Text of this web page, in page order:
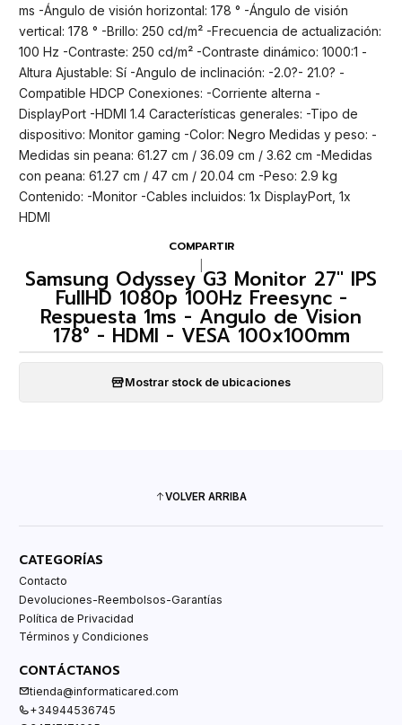
ms -Ángulo de visión horizontal: 178 ° -Ángulo de visión
vertical: 178 ° -Brillo: 250 cd/m² -Frecuencia de actualización:
100 Hz -Contraste: 250 cd/m² -Contraste dinámico: 1000:1 -
Altura Ajustable: Sí -Angulo de inclinación: -2.0?- 21.0? -
Compatible HDCP Conexiones: -Corriente alterna -
DisplayPort -HDMI 1.4 Características generales: -Tipo de
dispositivo: Monitor gaming -Color: Negro Medidas y peso: -
Medidas sin peana: 61.27 cm / 36.09 cm / 3.62 cm -Medidas
con peana: 61.27 cm / 47 cm / 20.04 cm -Peso: 2.9 kg
Contenido: -Monitor -Cables incluidos: 1x DisplayPort, 1x
HDMI
COMPARTIR
Samsung Odyssey G3 Monitor 27" IPS
FullHD 1080p 100Hz Freesync -
Respuesta 1ms - Angulo de Vision
178° - HDMI - VESA 100x100mm
Mostrar stock de ubicaciones
VOLVER ARRIBA
CATEGORÍAS
Contacto
Devoluciones-Reembolsos-Garantías
Política de Privacidad
Términos y Condiciones
CONTÁCTANOS
tienda@informaticared.com
+34944536745